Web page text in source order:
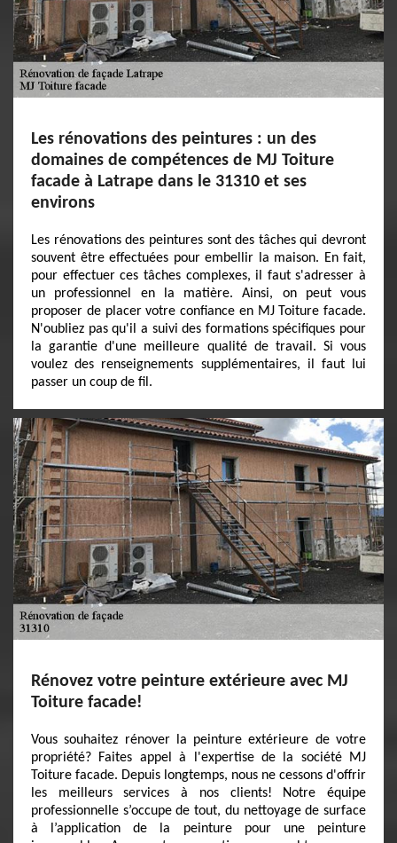
Les rénovations des peintures : un des
domaines de compétences de MJ Toiture
facade à Latrape dans le 31310 et ses
environs
Les rénovations des peintures sont des tâches qui devront
souvent être effectuées pour embellir la maison. En fait,
pour effectuer ces tâches complexes, il faut s'adresser à
un professionnel en la matière. Ainsi, on peut vous
proposer de placer votre confiance en MJ Toiture facade.
N'oubliez pas qu'il a suivi des formations spécifiques pour
la garantie d'une meilleure qualité de travail. Si vous
voulez des renseignements supplémentaires, il faut lui
passer un coup de fil.
Rénovez votre peinture extérieure avec MJ
Toiture facade!
Vous souhaitez rénover la peinture extérieure de votre
propriété? Faites appel à l'expertise de la société MJ
Toiture facade. Depuis longtemps, nous ne cessons d'offrir
les meilleurs services à nos clients! Notre équipe
professionnelle s’occupe de tout, du nettoyage de surface
à l’application de la peinture pour une peinture